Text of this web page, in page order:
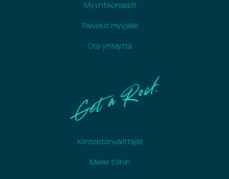
Myyntikonsepti
Palvelut myyjälle
Ota yhteyttä
Kiinteistönvälittäjät
Meille töihin